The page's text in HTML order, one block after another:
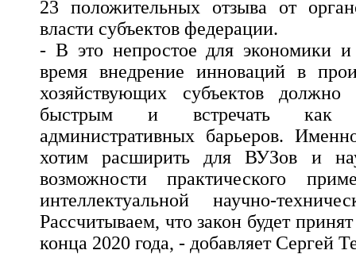
23 положительных отзыва от
власти субъектов федерации.
- В это непростое для экономики
время внедрение инноваций в
хозяйствующих субъектов
быстрым и встречать как
административных барьеров.
хотим расширить для ВУЗов и
возможности практического
интеллектуальной научно-
Рассчитываем, что закон будет
конца 2020 года, - добавляет Сергей